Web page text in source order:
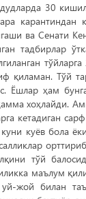
30
ва Сенати
тадбирлар
қиламан. Тўй
Ёшлар ҳам
хоҳлайди.
кетадиган
куёв бола
тўй
маълум
уй-жой билан